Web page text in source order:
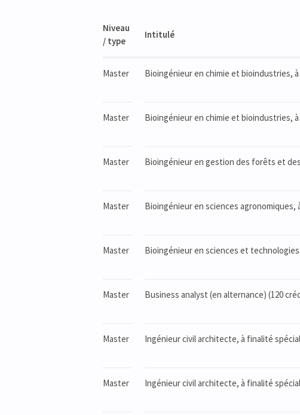
Niveau
/ type
Intitulé
Master Bioingénieur en chimie et bioindustries,
Master Bioingénieur en chimie et bioindustries,
Master Bioingénieur en gestion des forêts et
Master Bioingénieur en sciences agronomiques,
Master Bioingénieur en sciences et
Master Business analyst (en alternance) (120
Master Ingénieur civil architecte, à finalité
Master Ingénieur civil architecte, à finalité